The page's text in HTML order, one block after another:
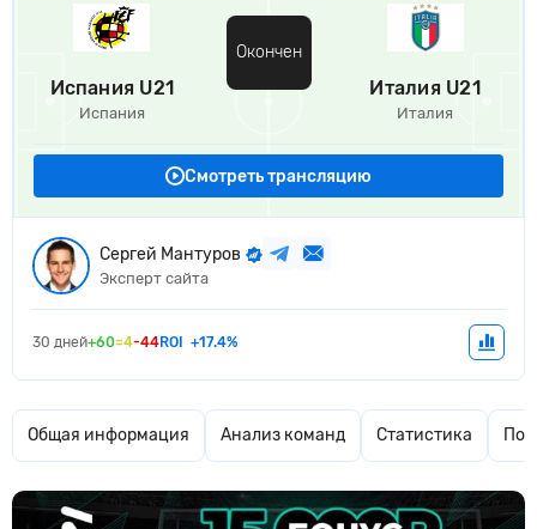
Испания U21
Испания
Окончен
Италия U21
Италия
Смотреть трансляцию
Сергей Мантуров
Эксперт сайта
30 дней+60=4-44ROI +17.4%
Общая информация Анализ команд Статистика